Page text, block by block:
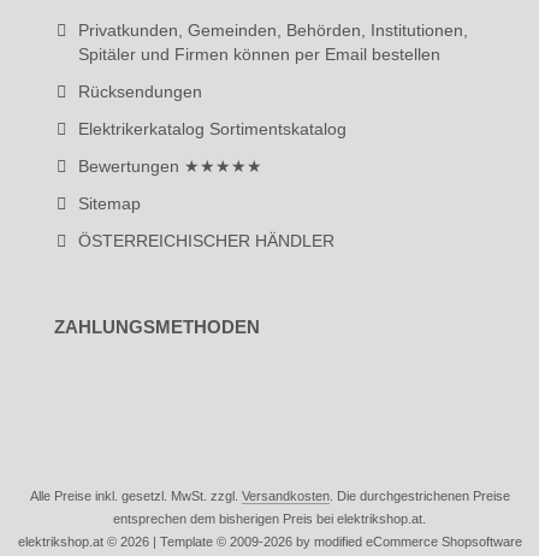
Privatkunden, Gemeinden, Behörden, Institutionen,
Spitäler und Firmen können per Email bestellen
Rücksendungen
Elektrikerkatalog Sortimentskatalog
Bewertungen ★★★★★
Sitemap
ÖSTERREICHISCHER HÄNDLER
ZAHLUNGSMETHODEN
Alle Preise inkl. gesetzl. MwSt. zzgl. Versandkosten. Die durchgestrichenen Preise
entsprechen dem bisherigen Preis bei elektrikshop.at.
elektrikshop.at © 2026 | Template © 2009-2026 by modified eCommerce Shopsoftware